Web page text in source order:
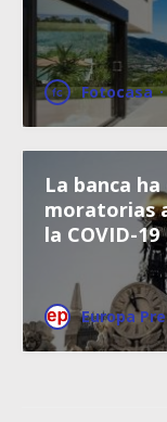
Fotocasa ·
La banca
moratorias
la COVID-19
Europa